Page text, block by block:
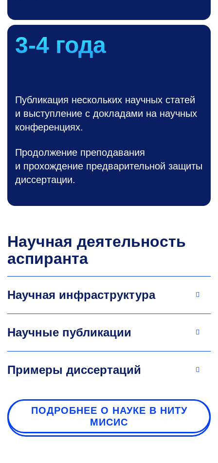
3-4 года
Публикация нескольких научных статей
и выступление с докладами на научных
конференциях.
Продолжение преподавания
и прохождение предварительной защиты
диссертации.
Научная деятельность
аспиранта
Научная инфраструктура
Научные публикации
Примеры диссертаций
ПОДРОБНЕЕ О НАУКЕ В НИТУ
МИСИС